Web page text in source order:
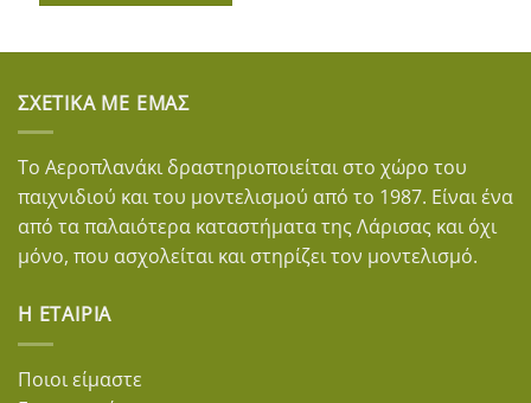
ΣΧΕΤΙΚΆ ΜΕ ΕΜΆΣ
Το Αεροπλανάκι δραστηριοποιείται στο χώρο του
παιχνιδιού και του μοντελισμού από το 1987. Είναι ένα
από τα παλαιότερα καταστήματα της Λάρισας και όχι
μόνο, που ασχολείται και στηρίζει τον μοντελισμό.
Η ΕΤΑΙΡΊΑ
Ποιοι είμαστε